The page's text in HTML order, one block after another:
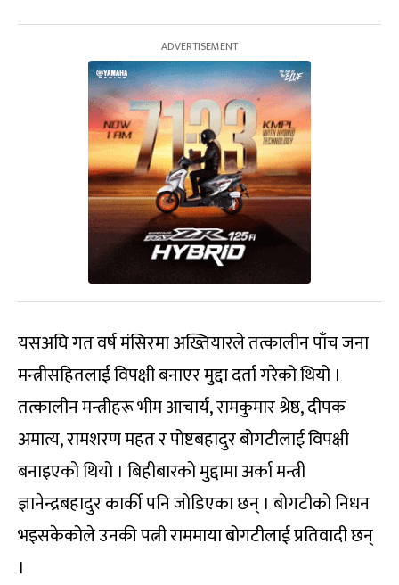
यसअघि गत वर्ष मंसिरमा अख्तियारले तत्कालीन पाँच जना
मन्त्रीसहितलाई विपक्षी बनाएर मुद्दा दर्ता गरेको थियो ।
तत्कालीन मन्त्रीहरू भीम आचार्य, रामकुमार श्रेष्ठ, दीपक
अमात्य, रामशरण महत र पोष्टबहादुर बोगटीलाई विपक्षी
बनाइएको थियो । बिहीबारको मुद्दामा अर्का मन्त्री
ज्ञानेन्द्रबहादुर कार्की पनि जोडिएका छन् । बोगटीको निधन
भइसकेकोले उनकी पत्नी राममाया बोगटीलाई प्रतिवादी छन्
।